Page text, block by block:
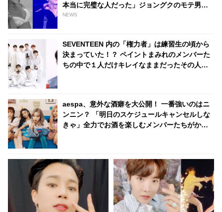
本当に完璧な人だった」ジョングクのモテ男ぶ
りにファンは脱帽「彼は世界の歌姫までも虜に
NEWS
SEVENTEEN 内の「権力者」は練習生の頃から
決まっていた！？ ペイントまみれのメンバーた
ちの中で１人だけキレイなままだったその人物
aespa、意外な酒癖を大公開！ 一番強いのはニ
ンニン？ 「明日のスケジュールキャンセルしな
きゃ」全力でお酒を楽しむメンバーたちがかわ